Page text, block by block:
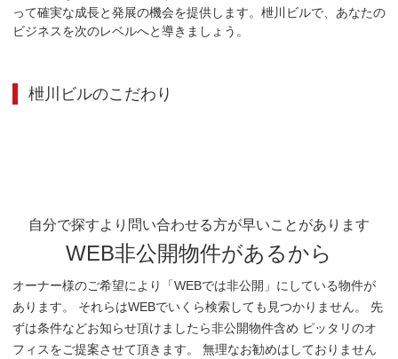
って確実な成長と発展の機会を提供します。枻川ビルで、あなたの
ビジネスを次のレベルへと導きましょう。
枻川ビルのこだわり
自分で探すより問い合わせる方が早いことがあります
WEB非公開物件があるから
オーナー様のご希望により「WEBでは非公開」にしている物件が
あります。 それらはWEBでいくら検索しても見つかりません。 先
ずは条件などお知らせ頂けましたら非公開物件含め ピッタリのオ
フィスをご提案させて頂きます。 無理なお勧めはしておりません